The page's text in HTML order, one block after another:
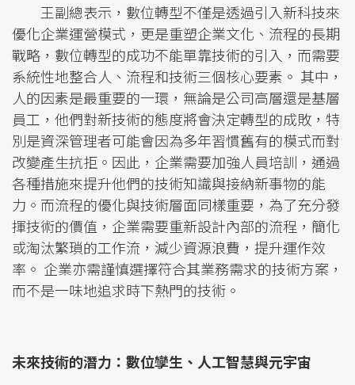
王副總表示，數位轉型不僅是透過引入新科技來
優化企業運營模式，更是重塑企業文化、流程的長期
戰略，數位轉型的成功不能單靠技術的引入，而需要
系統性地整合人、流程和技術三個核心要素。 其中，
人的因素是最重要的一環，無論是公司高層還是基層
員工，他們對新技術的態度將會決定轉型的成敗，特
別是資深管理者可能會因為多年習慣舊有的模式而對
改變產生抗拒。因此，企業需要加強人員培訓，通過
各種措施來提升他們的技術知識與接納新事物的能
力。而流程的優化與技術層面同樣重要，為了充分發
揮技術的價值，企業需要重新設計內部的流程，簡化
或淘汰繁瑣的工作流，減少資源浪費，提升運作效
率。 企業亦需謹慎選擇符合其業務需求的技術方案，
而不是一味地追求時下熱門的技術。
未來技術的潛力：數位孿生、人工智慧與元宇宙